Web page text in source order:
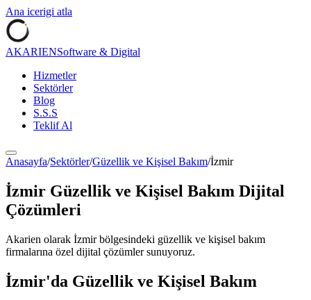
Ana icerigi atla
AKARIENSoftware & Digital
Hizmetler
Sektörler
Blog
S.S.S
Teklif Al
Anasayfa/Sektörler/Güzellik ve Kişisel Bakım/İzmir
İzmir Güzellik ve Kişisel Bakım Dijital
Çözümleri
Akarien olarak İzmirbölgesindeki güzellik ve kişisel bakım
firmalarına özel dijital çözümler sunuyoruz.
İzmir'da Güzellik ve Kişisel Bakım